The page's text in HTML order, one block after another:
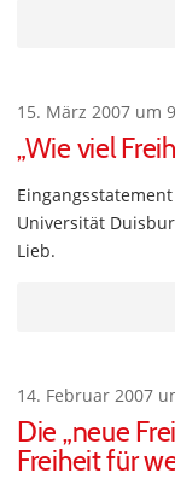
15. März 2007 um
„Wie viel
Universität
Lieb.
14. Februar 2007
Die „neue
Freiheit für